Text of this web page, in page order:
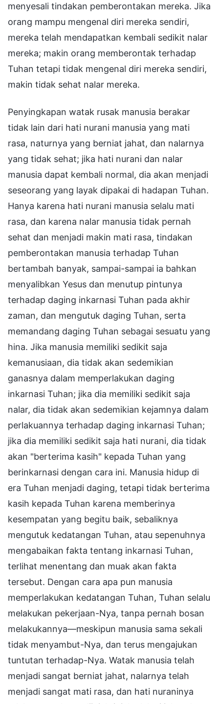
menyesali tindakan pemberontakan mereka. Jika
orang mampu mengenal diri mereka sendiri,
mereka telah mendapatkan kembali sedikit nalar
mereka; makin orang memberontak terhadap
Tuhan tetapi tidak mengenal diri mereka sendiri,
makin tidak sehat nalar mereka.
Penyingkapan watak rusak manusia berakar
tidak lain dari hati nurani manusia yang mati
rasa, naturnya yang berniat jahat, dan nalarnya
yang tidak sehat; jika hati nurani dan nalar
manusia dapat kembali normal, dia akan menjadi
seseorang yang layak dipakai di hadapan Tuhan.
Hanya karena hati nurani manusia selalu mati
rasa, dan karena nalar manusia tidak pernah
sehat dan menjadi makin mati rasa, tindakan
pemberontakan manusia terhadap Tuhan
bertambah banyak, sampai-sampai ia bahkan
menyalibkan Yesus dan menutup pintunya
terhadap daging inkarnasi Tuhan pada akhir
zaman, dan mengutuk daging Tuhan, serta
memandang daging Tuhan sebagai sesuatu yang
hina. Jika manusia memiliki sedikit saja
kemanusiaan, dia tidak akan sedemikian
ganasnya dalam memperlakukan daging
inkarnasi Tuhan; jika dia memiliki sedikit saja
nalar, dia tidak akan sedemikian kejamnya dalam
perlakuannya terhadap daging inkarnasi Tuhan;
jika dia memiliki sedikit saja hati nurani, dia tidak
akan "berterima kasih" kepada Tuhan yang
berinkarnasi dengan cara ini. Manusia hidup di
era Tuhan menjadi daging, tetapi tidak berterima
kasih kepada Tuhan karena memberinya
kesempatan yang begitu baik, sebaliknya
mengutuk kedatangan Tuhan, atau sepenuhnya
mengabaikan fakta tentang inkarnasi Tuhan,
terlihat menentang dan muak akan fakta
tersebut. Dengan cara apa pun manusia
memperlakukan kedatangan Tuhan, Tuhan selalu
melakukan pekerjaan-Nya, tanpa pernah bosan
melakukannya—meskipun manusia sama sekali
tidak menyambut-Nya, dan terus mengajukan
tuntutan terhadap-Nya. Watak manusia telah
menjadi sangat berniat jahat, nalarnya telah
menjadi sangat mati rasa, dan hati nuraninya